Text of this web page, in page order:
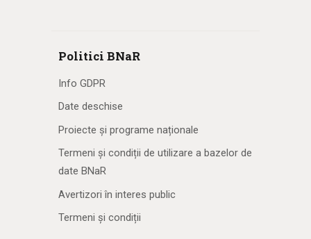
Politici BNaR
Info GDPR
Date deschise
Proiecte și programe naționale
Termeni și condiții de utilizare a bazelor de
date BNaR
Avertizori în interes public
Termeni și condiții